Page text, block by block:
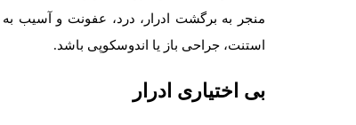
منجر به برگشت ادرار، درد، عفونت و آسیب
استنت، جراحی باز یا اندوسکوپی باشد.
بی اختیاری ادرار